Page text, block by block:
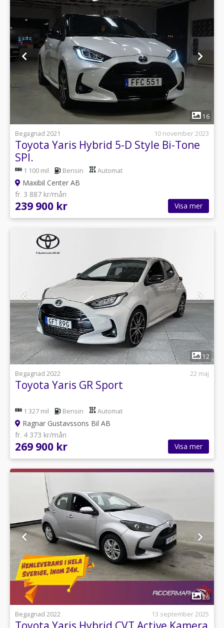
16
Begagnad 2021
10 november 2023
Toyota Yaris Hybrid 5-D Style Bi-Tone
SPI.
1 100 mil Bensin Automat
Maxibil Center AB
fr. 3 887 kr/mån
239 900 kr Visa mer
1
12
Begagnad 2022
22 maj
Toyota Yaris GR Sport
1 327 mil Bensin Automat
Ragnar Gustavssons Bil AB
fr. 4 373 kr/mån
269 900 kr Visa mer
26
Begagnad 2022
13 september 2025